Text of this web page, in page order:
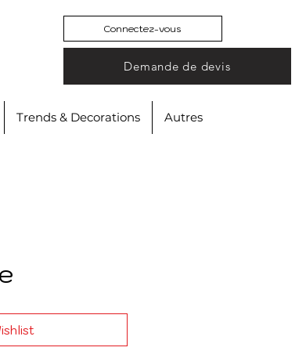
Connectez-vous
Demande de devis
Trends & Decorations Autres